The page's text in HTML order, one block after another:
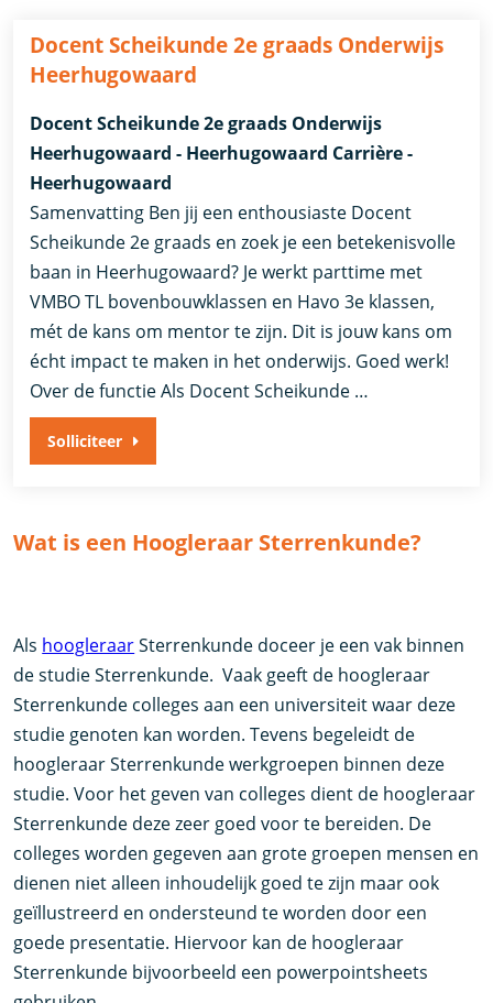
Docent Scheikunde 2e graads Onderwijs
Heerhugowaard
Docent Scheikunde 2e graads Onderwijs
Heerhugowaard - Heerhugowaard Carrière -
Heerhugowaard
Samenvatting Ben jij een enthousiaste Docent
Scheikunde 2e graads en zoek je een betekenisvolle
baan in Heerhugowaard? Je werkt parttime met
VMBO TL bovenbouwklassen en Havo 3e klassen,
mét de kans om mentor te zijn. Dit is jouw kans om
écht impact te maken in het onderwijs. Goed werk!
Over de functie Als Docent Scheikunde …
Solliciteer
Wat is een Hoogleraar Sterrenkunde?
Als hoogleraarSterrenkunde doceer je een vak binnen
de studie Sterrenkunde. Vaak geeft de hoogleraar
Sterrenkunde colleges aan een universiteit waar deze
studie genoten kan worden. Tevens begeleidt de
hoogleraar Sterrenkunde werkgroepen binnen deze
studie. Voor het geven van colleges dient de hoogleraar
Sterrenkunde deze zeer goed voor te bereiden. De
colleges worden gegeven aan grote groepen mensen en
dienen niet alleen inhoudelijk goed te zijn maar ook
geïllustreerd en ondersteund te worden door een
goede presentatie. Hiervoor kan de hoogleraar
Sterrenkunde bijvoorbeeld een powerpointsheets